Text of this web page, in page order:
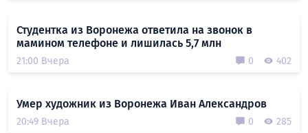
Студентка из Воронежа ответила на звонок в
мамином телефоне и лишилась 5,7 млн
21:00 Вчера 0 402
Умер художник из Воронежа Иван Александров
20:49 Вчера 0 285